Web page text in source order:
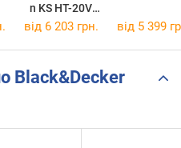
n KS HT-20V
Set Max
від 6 203 грн. від 5 399
Black&Decker